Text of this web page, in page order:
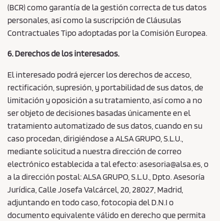
(BCR) como garantía de la gestión correcta de tus datos
personales, así como la suscripción de Cláusulas
Contractuales Tipo adoptadas por la Comisión Europea.
6. Derechos de los interesados.
El interesado podrá ejercer los derechos de acceso,
rectificación, supresión, y portabilidad de sus datos, de
limitación y oposición a su tratamiento, así como a no
ser objeto de decisiones basadas únicamente en el
tratamiento automatizado de sus datos, cuando en su
caso procedan, dirigiéndose a ALSA GRUPO, S.L.U.,
mediante solicitud a nuestra dirección de correo
electrónico establecida a tal efecto: asesoria@alsa.es, o
a la dirección postal: ALSA GRUPO, S.L.U., Dpto. Asesoría
Jurídica, Calle Josefa Valcárcel, 20, 28027, Madrid,
adjuntando en todo caso, fotocopia del D.N.I o
documento equivalente válido en derecho que permita